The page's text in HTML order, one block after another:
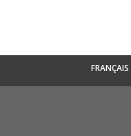
FRANÇAIS